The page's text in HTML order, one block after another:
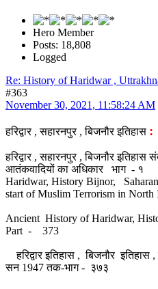
Hero Member
Posts: 18,808
Logged
Re: History of Haridwar ,
#363
November 30, 2021, 11:58:24 AM
हरिद्वार , सहारनपुर , बिजनौर इतिहास :
हरिद्वार , सहारनपुर , बिजनौर इतिहास
आतंकवादियों का अधिकार भाग - १
Haridwar, History Bijnor,
start of Muslim Terrorism in North
Ancient History of Haridwar,
Part - 373
हरिद्वार इतिहास , बिजनौर
सन 1947 तक-भाग - ३७३